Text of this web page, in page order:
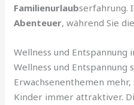
Familienurlaubserfahrung.
Abenteuer, während Sie
Wellness und Entspannung
Wellness und Entspannung
Erwachsenenthemen
Kinder immer attraktiver.